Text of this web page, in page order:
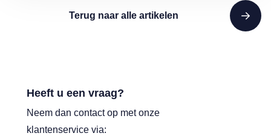
Terug naar alle artikelen
Heeft u een vraag?
Neem dan contact op met onze
klantenservice via: